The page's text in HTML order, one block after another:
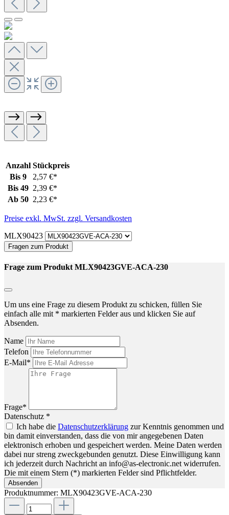
Anzahl Stückpreis
Bis 9
2,57 €*
Bis 49 2,39 €*
Ab 50 2,23 €*
Preise exkl. MwSt. zzgl. Versandkosten
MLX90423
Fragen zum Produkt
Frage zum Produkt MLX90423GVE-ACA-230
Um uns eine Frage zu diesem Produkt zu schicken, füllen Sie
einfach alle mit * markierten Felder aus und klicken Sie auf
Absenden.
Name
Telefon
E-Mail*
Frage*
Datenschutz *
Ich habe die Datenschutzerklärung zur Kenntnis genommen und
bin damit einverstanden, dass die von mir angegebenen Daten
elektronisch erhoben und gespeichert werden. Meine Daten werden
dabei nur streng zweckgebunden genutzt. Diese Einwilligung kann
ich jederzeit durch Nachricht an info@as-electronic.net widerrufen.
Die mit einem Stern (*) markierten Felder sind Pflichtfelder.
Absenden
Produktnummer: MLX90423GVE-ACA-230